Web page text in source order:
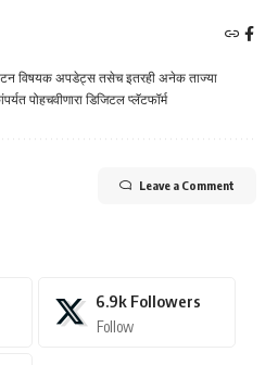
विषयक अपडेट्स तसेच इतरही अनेक ताज्या
पोहचवीणारा डिजिटल प्लॅटफॉर्म
Leave a Comment
6.9k Followers
Follow